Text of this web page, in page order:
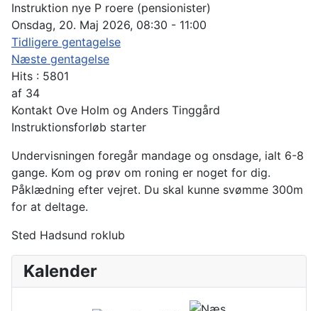
Instruktion nye P roere (pensionister)
Onsdag, 20. Maj 2026, 08:30 - 11:00
Tidligere gentagelse
Næste gentagelse
Hits : 5801
af 34
Kontakt Ove Holm og Anders Tinggård
Instruktionsforløb starter
Undervisningen foregår mandage og onsdage, ialt 6-8
gange. Kom og prøv om roning er noget for dig.
Påklædning efter vejret. Du skal kunne svømme 300m
for at deltage.
Sted Hadsund roklub
Kalender